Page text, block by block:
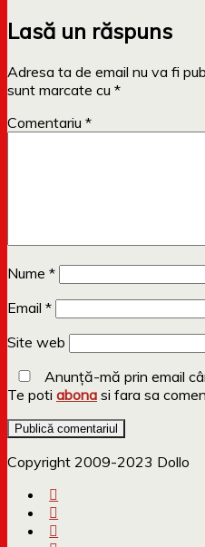
Lasă un răspuns
Adresa ta de email nu va fi
sunt marcate cu *
Comentariu *
Nume *
Email *
Site web
Anunță-mă prin email
Te poti abona si fara sa
Copyright 2009-2023 Dollo